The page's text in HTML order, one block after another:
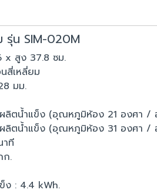
รุ่น SIM-020M
x สูง 37.8 ซม.
สี่เหลี่ยม
มม.
ผลิตน้ำแข็ง (อุณหภูมิห้อง 21 องศา
ลิตน้ำแข็ง (อุณหภูมิห้อง 31 องศา
าที
ก.
ง : 4.4 kWh.